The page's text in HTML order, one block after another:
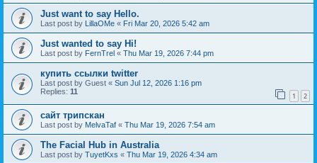
Just want to say Hello.
Last post by LillaOMe « Fri Mar 20, 2026 5:42 am
Just wanted to say Hi!
Last post by FernTrel « Thu Mar 19, 2026 7:44 pm
купить ссылки twitter
Last post by Guest « Sun Jul 12, 2026 1:16 pm
Replies: 11 1 2
сайт трипскан
Last post by MelvaTaf « Thu Mar 19, 2026 7:54 am
The Facial Hub in Australia
Last post by TuyetKxs « Thu Mar 19, 2026 4:34 am